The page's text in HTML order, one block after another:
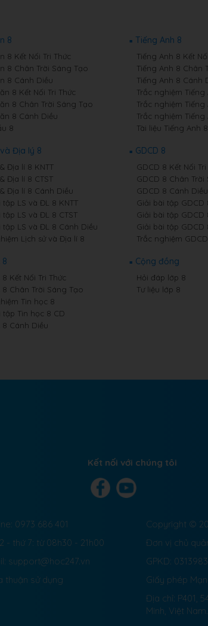
8
8 Kết Nối Tri Thức
8 Chân Trời Sáng Tạo
8 Cánh Diều
8 Kết Nối Tri Thức
8 Chân Trời Sáng Tạo
8 Cánh Diều
8
Tiếng Anh 8
Tiếng Anh 8 Kết
Tiếng Anh 8 Chân
Tiếng Anh 8 Cánh
Trắc nghiệm Tiếng
Trắc nghiệm Tiếng
Trắc nghiệm Tiếng
Tài liệu Tiếng Anh 8
Địa lý 8
Địa lí 8 KNTT
Địa lí 8 CTST
Địa lí 8 Cánh Diều
tập LS và ĐL 8 KNTT
tập LS và ĐL 8 CTST
tập LS và ĐL 8 Cánh Diều
Lịch sử và Địa lí 8
GDCD 8
GDCD 8 Kết Nối Tri
GDCD 8 Chân Trời
GDCD 8 Cánh Diều
Giải bài tập GDCD
Giải bài tập GDCD
Giải bài tập GDCD
Trắc nghiệm
8
8 Kết Nối Tri Thức
8 Chân Trời Sáng Tạo
Tin học 8
tập Tin học 8 CD
8 Cánh Diều
Cộng đồng
Hỏi đáp lớp 8
Tư liệu lớp 8
Kết nối với chúng tôi
0973 686 401
- thứ 7: từ 08h30 - 21h00
support@hoc247.vn
thuận sử dụng
Copyright ©
Đơn vị chủ
GPKD:
Giấy phép
Địa chỉ: P401,
Minh, Việt Nam.